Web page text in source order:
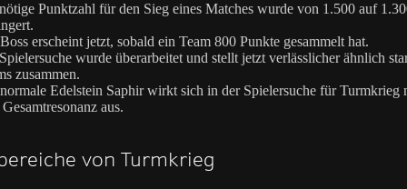
Punktzahl für den Sieg eines Matches wurde von 1.500 auf
erscheint jetzt, sobald ein Team 800 Punkte gesammelt hat.
wurde überarbeitet und stellt jetzt verlässlicher ähnlich
zusammen.
Edelstein Saphir wirkt sich in der Spielersuche für Turmkrieg
aus.
von Turmkrieg